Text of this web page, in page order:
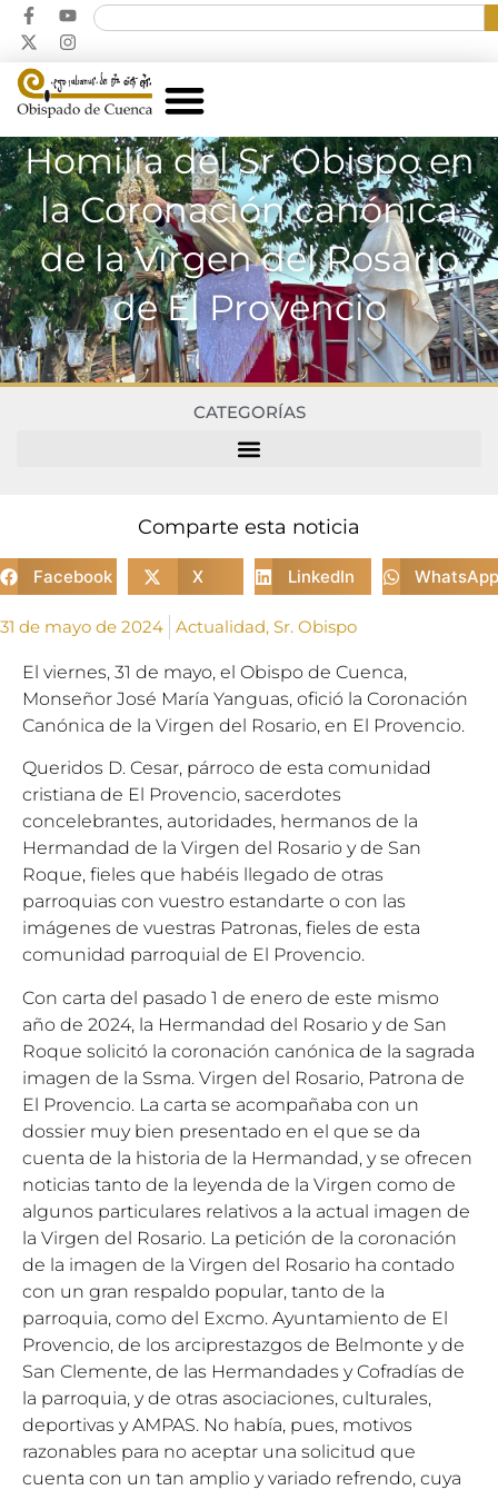
Homilía del Sr. Obispo en
la Coronación canónica
de la Virgen del Rosario
de El Provencio
CATEGORÍAS
Comparte esta noticia
Facebook X LinkedIn WhatsApp
31 de mayo de 2024 Actualidad, Sr. Obispo
El viernes, 31 de mayo, el Obispo de Cuenca,
Monseñor José María Yanguas, ofició la Coronación
Canónica de la Virgen del Rosario, en El Provencio.
Queridos D. Cesar, párroco de esta comunidad
cristiana de El Provencio, sacerdotes
concelebrantes, autoridades, hermanos de la
Hermandad de la Virgen del Rosario y de San
Roque, fieles que habéis llegado de otras
parroquias con vuestro estandarte o con las
imágenes de vuestras Patronas, fieles de esta
comunidad parroquial de El Provencio.
Con carta del pasado 1 de enero de este mismo
año de 2024, la Hermandad del Rosario y de San
Roque solicitó la coronación canónica de la sagrada
imagen de la Ssma. Virgen del Rosario, Patrona de
El Provencio. La carta se acompañaba con un
dossier muy bien presentado en el que se da
cuenta de la historia de la Hermandad, y se ofrecen
noticias tanto de la leyenda de la Virgen como de
algunos particulares relativos a la actual imagen de
la Virgen del Rosario. La petición de la coronación
de la imagen de la Virgen del Rosario ha contado
con un gran respaldo popular, tanto de la
parroquia, como del Excmo. Ayuntamiento de El
Provencio, de los arciprestazgos de Belmonte y de
San Clemente, de las Hermandades y Cofradías de
la parroquia, y de otras asociaciones, culturales,
deportivas y AMPAS. No había, pues, motivos
razonables para no aceptar una solicitud que
cuenta con un tan amplio y variado refrendo, cuya